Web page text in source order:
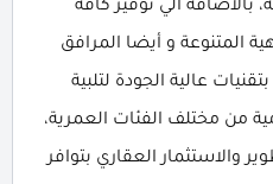
الي توفير كافة
المتنوعة و أيضا المرافق
عالية الجودة لتلبية
من مختلف الفئات العمرية،
والاستثمار العقاري بتوافر